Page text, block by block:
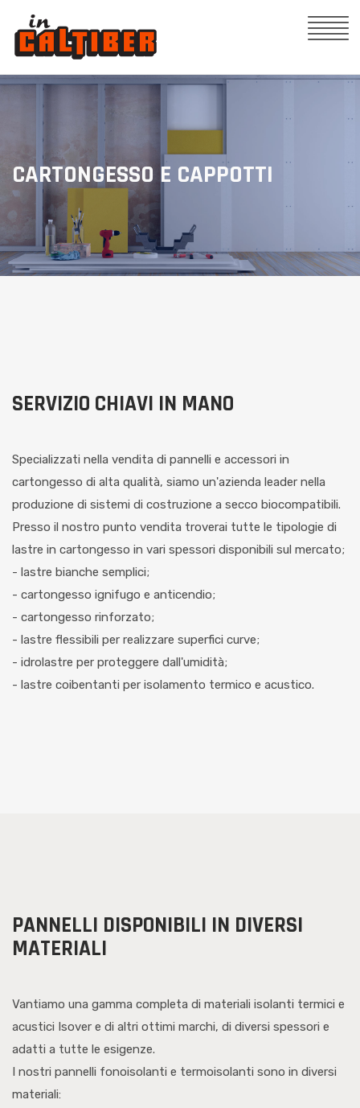
CARTONGESSO E CAPPOTTI
CARTONGESSO
Siamo specializzati nelle vendita
di pannelli ed accessori in
SERVIZIO CHIAVI IN MANO
Specializzati nella vendita di pannelli e accessori in
cartongesso di alta qualità, siamo un'azienda leader nella
produzione di sistemi di costruzione a secco biocompatibili.
Presso il nostro punto vendita troverai tutte le tipologie di
lastre in cartongesso in vari spessori disponibili sul mercato;
- lastre bianche semplici;
- cartongesso ignifugo e anticendio;
- cartongesso rinforzato;
- lastre flessibili per realizzare superfici curve;
- idrolastre per proteggere dall'umidità;
- lastre coibentanti per isolamento termico e acustico.
PANNELLI DISPONIBILI IN DIVERSI
MATERIALI
Vantiamo una gamma completa di materiali isolanti termici e
acustici Isover e di altri ottimi marchi, di diversi spessori e
adatti a tutte le esigenze.
I nostri pannelli fonoisolanti e termoisolanti sono in diversi
materiali: